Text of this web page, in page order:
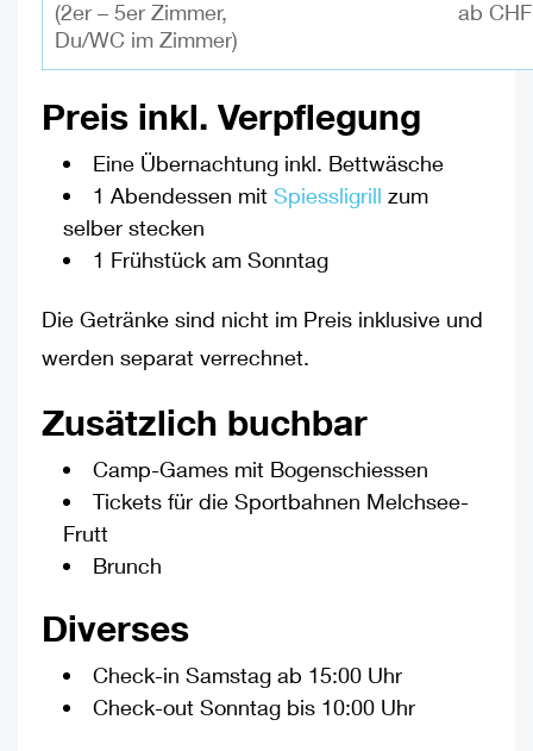
(2er – 5er Zimmer,
Du/WC im Zimmer)
ab
Preis inkl. Verpflegung
Eine Übernachtung inkl. Bettwäsche
1 Abendessen mit Spiessligrill zum
selber stecken
1 Frühstück am Sonntag
Die Getränke sind nicht im Preis inklusive und
werden separat verrechnet.
Zusätzlich buchbar
Camp-Games mit Bogenschiessen
Tickets für die Sportbahnen Melchsee-
Frutt
Brunch
Diverses
Check-in Samstag ab 15:00 Uhr
Check-out Sonntag bis 10:00 Uhr